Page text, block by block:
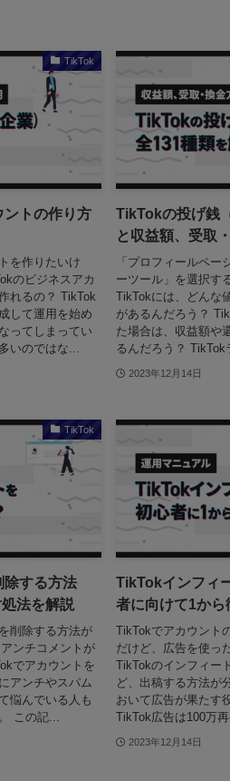
TikTok
トの作り方
を作りたいけ
のビジネスアカ
れるの？ TikTok
して運用を始め
ってしまってい
いのではな...
TikTokの投げ銭
と収益額、受取
「プロフィールペー
ーツール」を選択す
TikTokには、どんな
があるんだろう？
た場合は、収益額や
るんだろう？ TikTok
2023年12月14日
TikTok
する方法
法を解説
削除する方法が
ンチコメントが
でアカウントを
アンチやスパム
悩んでいる人も
この記...
TikTokインフィ
者に向けて1から
TikTokでアカウント
だけど、広告を使っ
TikTokのインフィー
ど、出稿する方法が
おいて広告が果たす
TikTok広告は100万
2023年12月14日